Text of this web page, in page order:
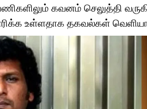
கவனம் செலுத்தி
உள்ளதாக தகவல்கள்